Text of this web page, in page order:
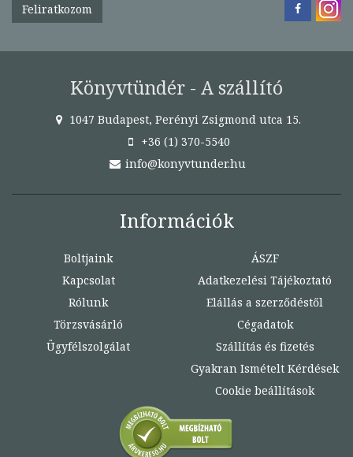
Feliratkozom
Könyvtündér - A szállító
1047 Budapest, Perényi Zsigmond utca 15.
+36 (1) 370-5540
info@konyvtunder.hu
Információk
Boltjaink
Kapcsolat
Rólunk
Törzsvásárló
Ügyfélszolgálat
ÁSZF
Adatkezelési Tájékoztató
Elállás a szerződéstől
Cégadatok
Szállítás és fizetés
Gyakran Ismételt Kérdések
Cookie beállítások